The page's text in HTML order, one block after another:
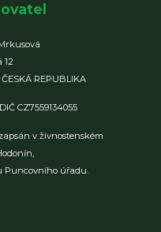
12
ČESKÁ REPUBLIKA
DIČ CZ7559134055
v živnostenském
Puncovního úřadu.